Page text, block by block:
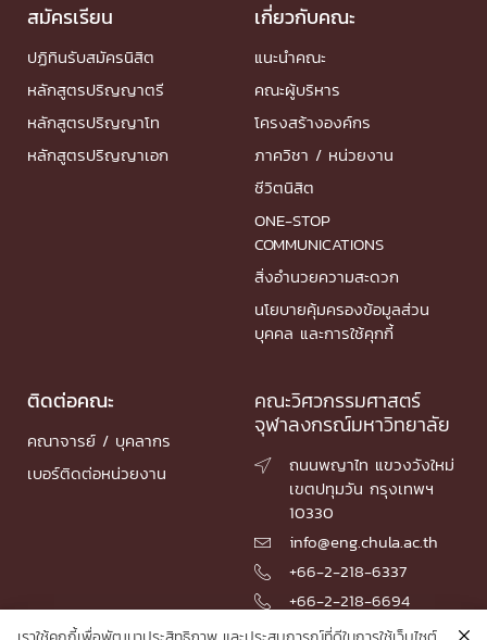
สมัครเรียน
ปฏิทินรับสมัครนิสิต
หลักสูตรปริญญาตรี
หลักสูตรปริญญาโท
หลักสูตรปริญญาเอก
เกี่ยวกับคณะ
แนะนำคณะ
คณะผู้บริหาร
โครงสร้างองค์กร
ภาควิชา / หน่วยงาน
ชีวิตนิสิต
ONE-STOP
COMMUNICATIONS
สิ่งอำนวยความสะดวก
นโยบายคุ้มครองข้อมูลส่วน
บุคคล และการใช้คุกกี้
ติดต่อคณะ
คณาจารย์ / บุคลากร
เบอร์ติดต่อหน่วยงาน
คณะวิศวกรรมศาสตร์
จุฬาลงกรณ์มหาวิทยาลัย

ถนนพญาไท แขวงวังใหม่
เขตปทุมวัน กรุงเทพฯ
10330
 info@eng.chula.ac.th
 +66-2-218-6337
 +66-2-218-6694